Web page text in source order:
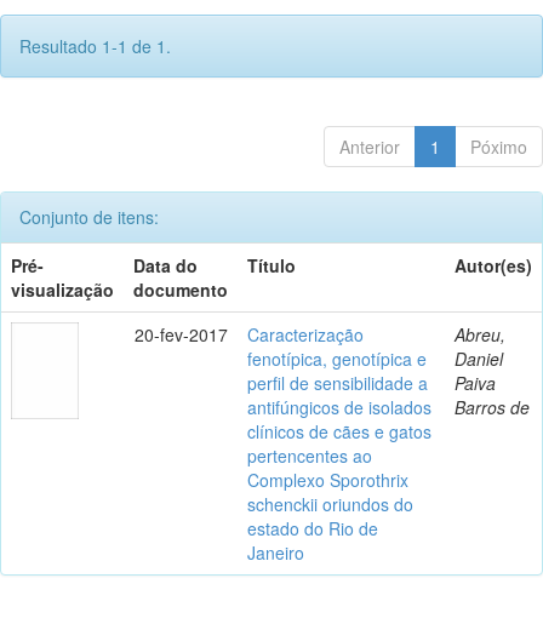
Resultado 1-1 de 1.
Anterior 1 Póximo
Conjunto de itens:
Pré-
visualização
Data do
documento
Título Autor(es)
20-fev-2017
Caracterização
fenotípica, genotípica e
perfil de sensibilidade a
antifúngicos de isolados
clínicos de cães e gatos
pertencentes ao
Complexo Sporothrix
schenckii oriundos do
estado do Rio de
Janeiro
Abreu,
Daniel
Paiva
Barros de